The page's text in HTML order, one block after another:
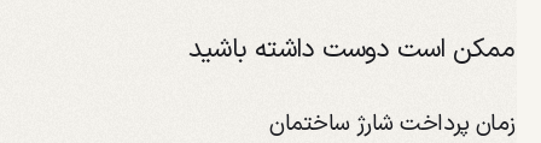
ممکن است دوست داشته باشید
زمان پرداخت شارژ ساختمان